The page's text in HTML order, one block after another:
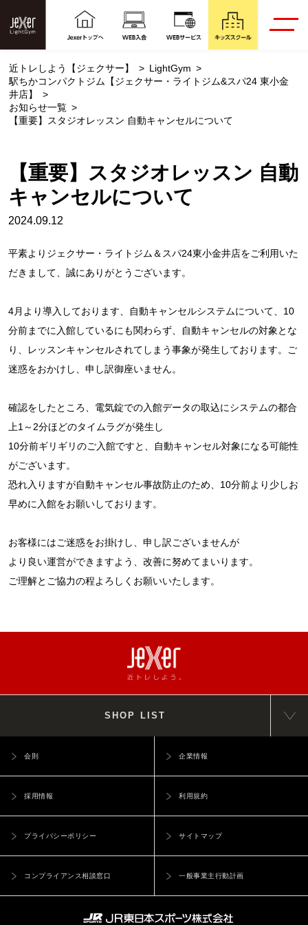
近トレしよう【ジェクサー】
LightGym
駅ちかコンパクトジム【ジェクサー・ライトジム&スパ24 東小金
井店】
お知らせ一覧
【重要】スタジオレッスン 自動キャンセルについて
【重要】スタジオレッスン 自動
キャンセルについて
2024.09.12
平素よりジェクサー・ライトジム＆スパ24東小金井店をご利用いた
だきまして、誠にありがとうございます。
4月より導入しております、自動キャンセルシステムについて、10
分前までに入館しているにも関わらず、自動キャンセルの対象とな
り、レッスンキャンセルされてしまう事象が発生しております。ご
迷惑をおかけし、申し訳御座いません。
確認をしたところ、電気錠での入館データの取込にシステムの都合
上1～2分ほどのタイムラグが発生し
10分前ギリギリのご入館ですと、自動キャンセル対象になる可能性
がございます。
恐れ入りますが自動キャンセル事故防止のため、10分前より少しお
早めに入館をお願いしております。
お客様にはご迷惑をお掛けし、申し訳ございませんが
より良い運営ができますよう、改善に努めてまいります。
ご理解とご協力の程よろしくお願いいたします。
SHOP LIST
会則 企業情報
採用情報 利用規約
プライバシーポリシー サイトマップ
コンプライアンス相談窓口 一般事業主行動計画